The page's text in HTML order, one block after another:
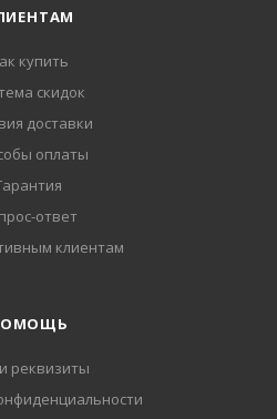
купить
скидок
доставки
оплаты
ответ
клиентам
реквизиты